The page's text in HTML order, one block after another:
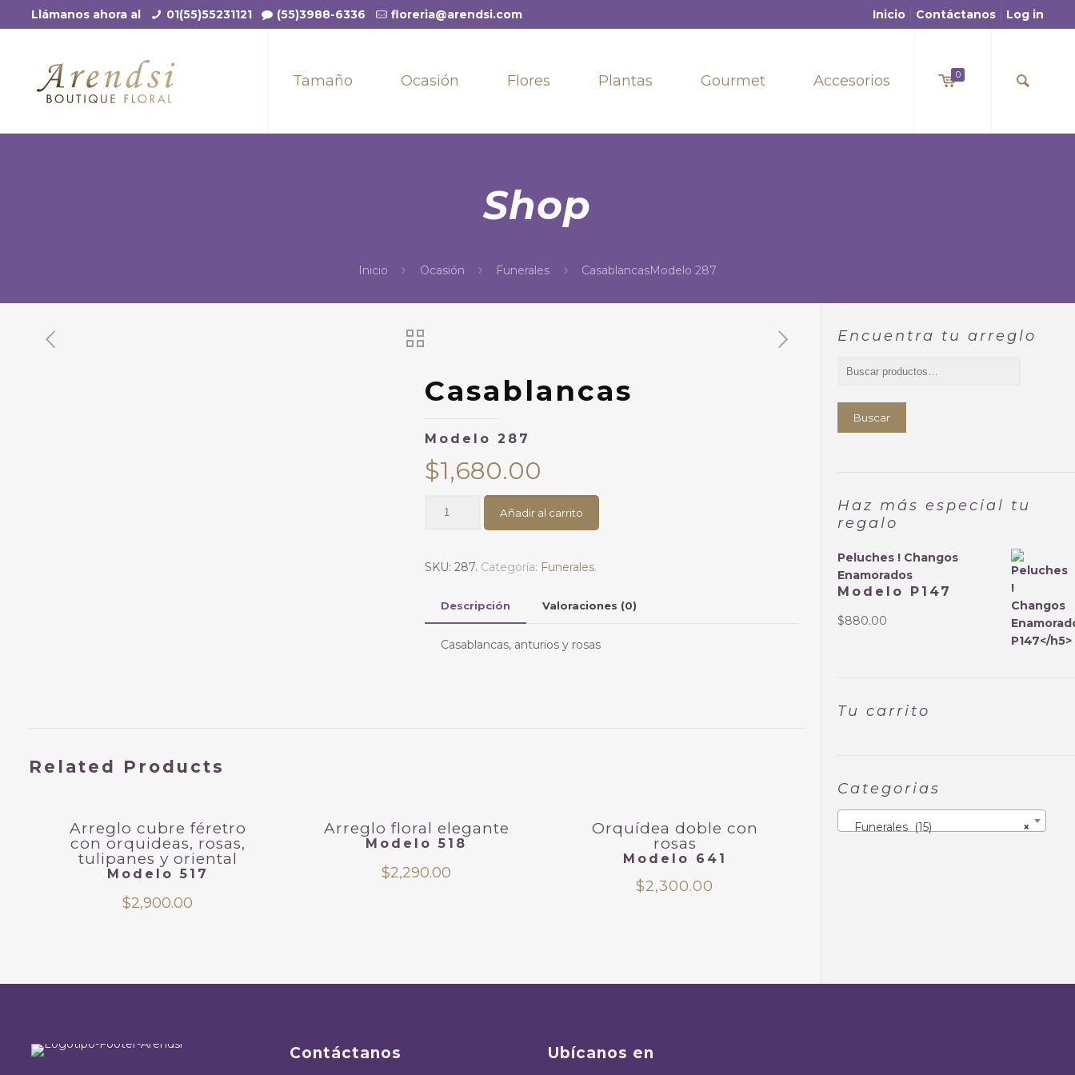
Llámanos ahora al 01(55)55231121 (55)3988-6336 floreria@arendsi.com Inicio Contáctanos Log in
Tamaño Ocasión Flores Plantas Gourmet Accesorios 0
Shop
Inicio Ocasión Funerales CasablancasModelo 287
Casablancas
Modelo 287
$1,680.00
CasablancasModelo
287
Añadir al carrito
SKU: 287. Categoría: Funerales.
Descripción Valoraciones (0)
Casablancas, anturios y rosas
Related Products
Arreglo cubre féretro
con orquideas, rosas,
tulipanes y oriental
Modelo 517
$2,900.00
Arreglo floral elegante
Modelo 518
$2,290.00
Orquídea doble con
rosas
Modelo 641
$2,300.00
Encuentra tu arreglo
Buscar
Haz más especial tu
regalo
Peluches ! Changos
Enamorados
Modelo P147
$880.00
Tu carrito
Categorias
×
Funerales (15)
Contáctanos Ubícanos en